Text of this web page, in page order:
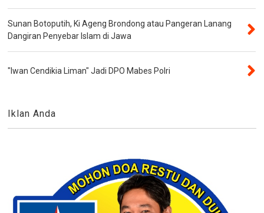
Sunan Botoputih, Ki Ageng Brondong atau Pangeran Lanang
Dangiran Penyebar Islam di Jawa
"Iwan Cendikia Liman" Jadi DPO Mabes Polri
Iklan Anda